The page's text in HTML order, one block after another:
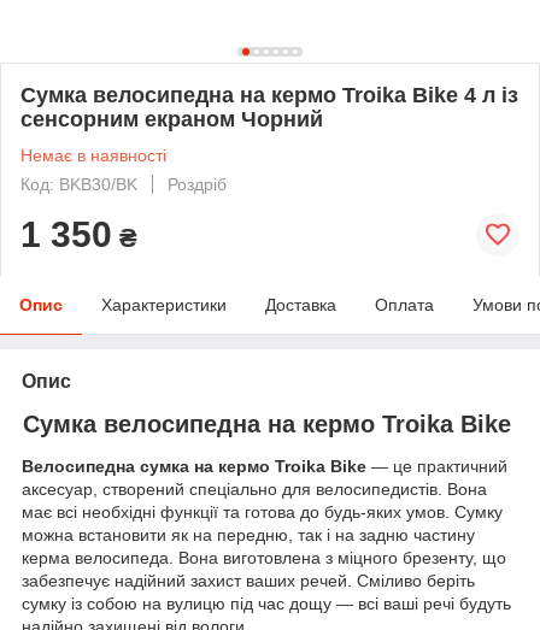
Сумка велосипедна на кермо Troika Bike 4 л із
сенсорним екраном Чорний
Немає в наявності
Код: BKB30/BK
Роздріб
1 350 ₴
Опис Характеристики Доставка Оплата Умови
Опис
Сумка велосипедна на кермо Troika Bike
Велосипедна сумка на кермо Troika Bike — це практичний
аксесуар, створений спеціально для велосипедистів. Вона
має всі необхідні функції та готова до будь-яких умов. Сумку
можна встановити як на передню, так і на задню частину
керма велосипеда. Вона виготовлена з міцного брезенту, що
забезпечує надійний захист ваших речей. Сміливо беріть
сумку із собою на вулицю під час дощу — всі ваші речі будуть